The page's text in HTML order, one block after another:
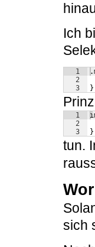
Ich
1
2
3
}
1
2
3
}
tun.
sich